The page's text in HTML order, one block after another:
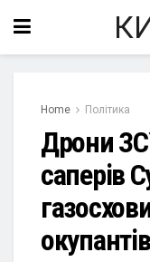
Home Політика
Дрони
саперів